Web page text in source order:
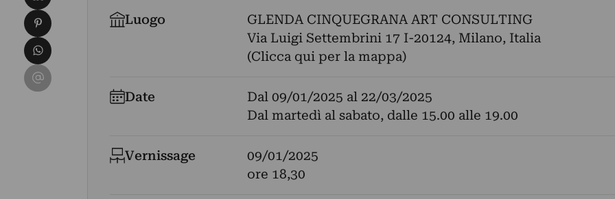
Luogo
GLENDA CINQUEGRANA ART CONSULTING
Via Luigi Settembrini 17 I-20124, Milano, Italia
(Clicca qui per la mappa)
Date Dal 09/01/2025 al 22/03/2025
Dal martedì al sabato, dalle 15.00 alle 19.00
Vernissage
09/01/2025
ore 18,30
Condividi su Pinterest
Condividi su WhatsApp
Condividi su Email